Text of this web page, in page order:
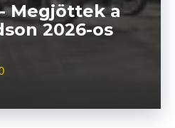
Megjöttek a
2026-os